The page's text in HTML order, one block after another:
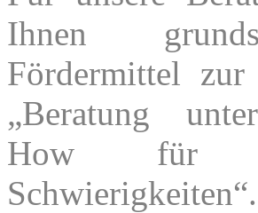
Ihnen
Fördermittel
„Beratung
How für
Schwierigkeiten“.